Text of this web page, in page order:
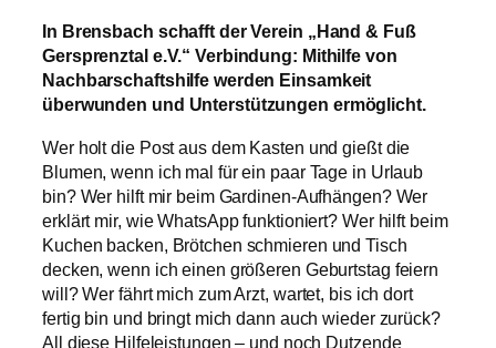
In Brensbach schafft der Verein „Hand & Fuß
Gersprenztal e.V.“ Verbindung: Mithilfe von
Nachbarschaftshilfe werden Einsamkeit
überwunden und Unterstützungen ermöglicht.
Wer holt die Post aus dem Kasten und gießt die
Blumen, wenn ich mal für ein paar Tage in Urlaub
bin? Wer hilft mir beim Gardinen-Aufhängen? Wer
erklärt mir, wie WhatsApp funktioniert? Wer hilft beim
Kuchen backen, Brötchen schmieren und Tisch
decken, wenn ich einen größeren Geburtstag feiern
will? Wer fährt mich zum Arzt, wartet, bis ich dort
fertig bin und bringt mich dann auch wieder zurück?
All diese Hilfeleistungen – und noch Dutzende